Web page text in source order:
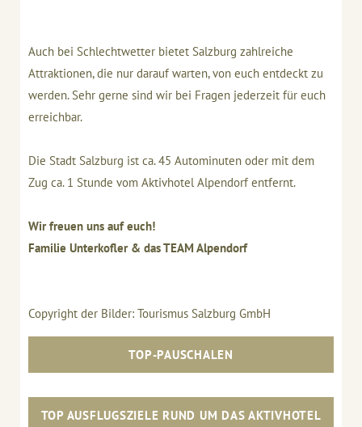
Auch bei Schlechtwetter bietet Salzburg zahlreiche
Attraktionen, die nur darauf warten, von euch entdeckt zu
werden. Sehr gerne sind wir bei Fragen jederzeit für euch
erreichbar.
Die Stadt Salzburg ist ca. 45 Autominuten oder mit dem
Zug ca. 1 Stunde vom Aktivhotel Alpendorf entfernt.
Wir freuen uns auf euch!
Familie Unterkofler & das TEAM Alpendorf
Copyright der Bilder: Tourismus Salzburg GmbH
TOP-PAUSCHALEN
TOP AUSFLUGSZIELE RUND UM DAS AKTIVHOTEL